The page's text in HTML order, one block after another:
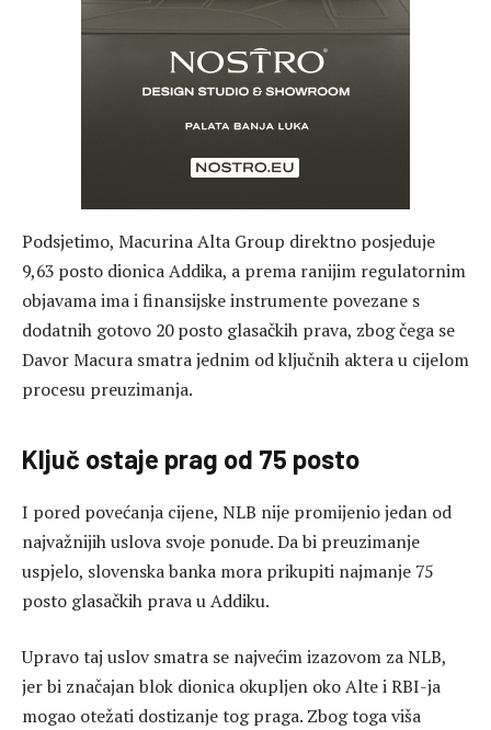
Podsjetimo, Macurina Alta Group direktno posjeduje
9,63 posto dionica Addika, a prema ranijim regulatornim
objavama ima i finansijske instrumente povezane s
dodatnih gotovo 20 posto glasačkih prava, zbog čega se
Davor Macura smatra jednim od ključnih aktera u cijelom
procesu preuzimanja.
Ključ ostaje prag od 75 posto
I pored povećanja cijene, NLB nije promijenio jedan od
najvažnijih uslova svoje ponude. Da bi preuzimanje
uspjelo, slovenska banka mora prikupiti najmanje 75
posto glasačkih prava u Addiku.
Upravo taj uslov smatra se najvećim izazovom za NLB,
jer bi značajan blok dionica okupljen oko Alte i RBI-ja
mogao otežati dostizanje tog praga. Zbog toga viša